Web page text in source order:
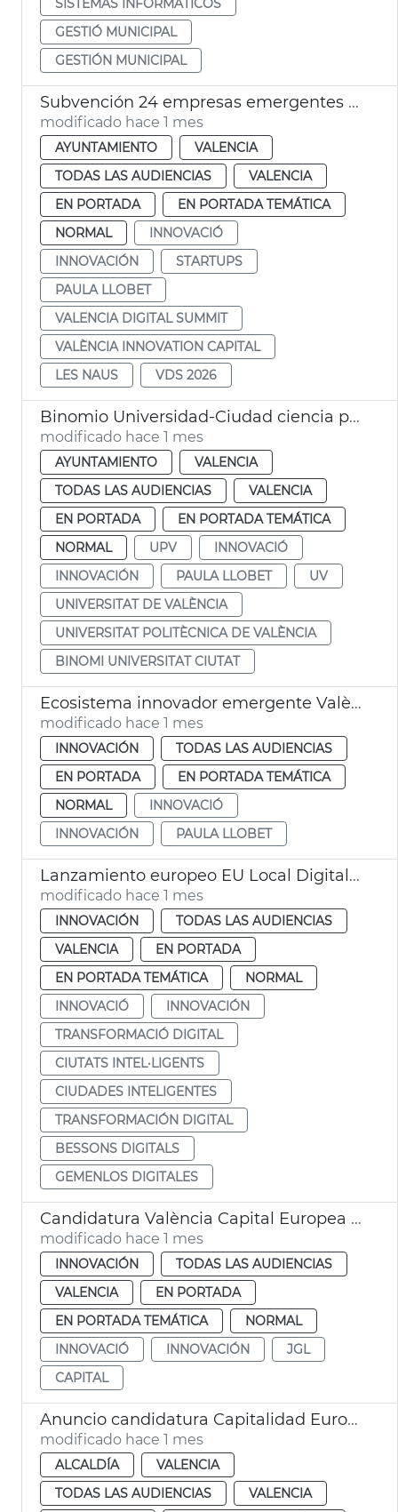
GESTIÓ MUNICIPAL
GESTIÓN MUNICIPAL
Subvención 24 empresas emergentes València Digital Summit 2026 VDS
modificado hace 1 mes
AYUNTAMIENTO
VALENCIA
TODAS LAS AUDIENCIAS
VALENCIA
EN PORTADA
EN PORTADA TEMÁTICA
NORMAL
INNOVACIÓ
INNOVACIÓN
STARTUPS
PAULA LLOBET
VALENCIA DIGITAL SUMMIT
VALÈNCIA INNOVATION CAPITAL
LES NAUS
VDS 2026
Binomio Universidad-Ciudad ciencia políticas públicas València
modificado hace 1 mes
AYUNTAMIENTO
VALENCIA
TODAS LAS AUDIENCIAS
VALENCIA
EN PORTADA
EN PORTADA TEMÁTICA
NORMAL
UPV
INNOVACIÓ
INNOVACIÓN
PAULA LLOBET
UV
UNIVERSITAT DE VALÈNCIA
UNIVERSITAT POLITÈCNICA DE VALÈNCIA
BINOMI UNIVERSITAT CIUTAT
Ecosistema innovador emergente València
modificado hace 1 mes
INNOVACIÓN
TODAS LAS AUDIENCIAS
EN PORTADA
EN PORTADA TEMÁTICA
NORMAL
INNOVACIÓ
INNOVACIÓN
PAULA LLOBET
Lanzamiento europeo EU Local Digital Twin Toolbox
modificado hace 1 mes
INNOVACIÓN
TODAS LAS AUDIENCIAS
VALENCIA
EN PORTADA
EN PORTADA TEMÁTICA
NORMAL
INNOVACIÓ
INNOVACIÓN
TRANSFORMACIÓ DIGITAL
CIUTATS INTEL·LIGENTS
CIUDADES INTELIGENTES
TRANSFORMACIÓN DIGITAL
BESSONS DIGITALS
GEMENLOS DIGITALES
Candidatura València Capital Europea Innovación
modificado hace 1 mes
INNOVACIÓN
TODAS LAS AUDIENCIAS
VALENCIA
EN PORTADA
EN PORTADA TEMÁTICA
NORMAL
INNOVACIÓ
INNOVACIÓN
JGL
CAPITAL
Anuncio candidatura Capitalidad Europea Innovación València
modificado hace 1 mes
ALCALDÍA
VALENCIA
TODAS LAS AUDIENCIAS
VALENCIA